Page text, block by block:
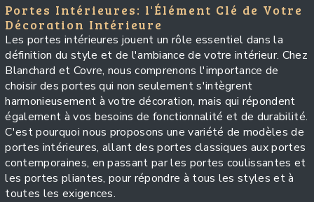
Portes Intérieures: l'Élément Clé de Votre
Décoration Intérieure
Les portes intérieures jouent un rôle essentiel dans la
définition du style et de l'ambiance de votre intérieur. Chez
Blanchard et Covre, nous comprenons l'importance de
choisir des portes qui non seulement s'intègrent
harmonieusement à votre décoration, mais qui répondent
également à vos besoins de fonctionnalité et de durabilité.
C'est pourquoi nous proposons une variété de modèles de
portes intérieures, allant des portes classiques aux portes
contemporaines, en passant par les portes coulissantes et
les portes pliantes, pour répondre à tous les styles et à
toutes les exigences.